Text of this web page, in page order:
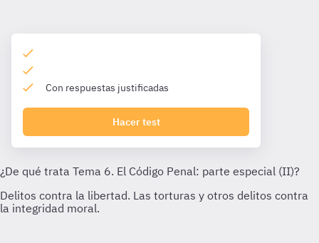
Con respuestas justificadas
Hacer test